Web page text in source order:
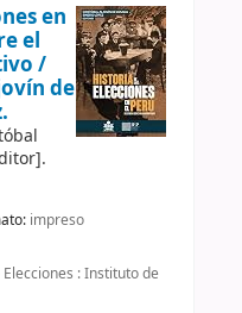
en
el
/
de
.
impreso
: Instituto de